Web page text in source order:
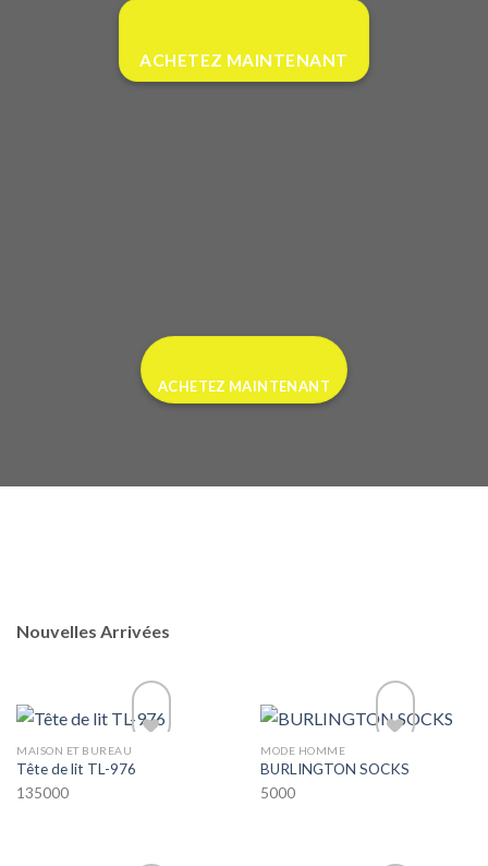
ACHETEZ MAINTENANT
ACHETEZ MAINTENANT
Nouvelles Arrivées
MAISON ET BUREAU
Tête de lit TL-976
135000
MODE HOMME
BURLINGTON SOCKS
5000